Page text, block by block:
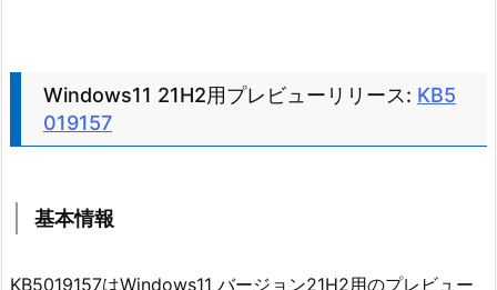
Windows11 21H2用プレビューリリース: KB5
019157
基本情報
KB5019157はWindows11 バージョン21H2用のプレビュー